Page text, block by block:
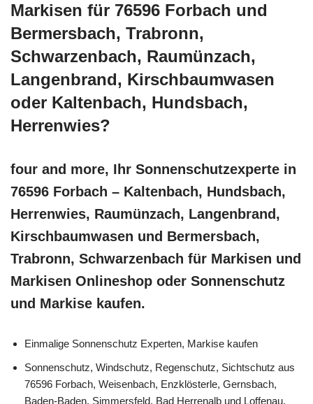
Markisen für 76596 Forbach und
Bermersbach, Trabronn,
Schwarzenbach, Raumünzach,
Langenbrand, Kirschbaumwasen
oder Kaltenbach, Hundsbach,
Herrenwies?
four and more, Ihr Sonnenschutzexperte in
76596 Forbach – Kaltenbach, Hundsbach,
Herrenwies, Raumünzach, Langenbrand,
Kirschbaumwasen und Bermersbach,
Trabronn, Schwarzenbach für Markisen und
Markisen Onlineshop oder Sonnenschutz
und Markise kaufen.
Einmalige Sonnenschutz Experten, Markise kaufen
Sonnenschutz, Windschutz, Regenschutz, Sichtschutz aus
76596 Forbach, Weisenbach, Enzklösterle, Gernsbach,
Baden-Baden, Simmersfeld, Bad Herrenalb und Loffenau,